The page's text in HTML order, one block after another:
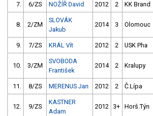
7. 6/ZS NOŽÍŘ David 2012 2 KK Brand
8. 2/ZM
SLOVÁK
Jakub
2014 3 Olomouc
9. 7/ZS KRÁL Vít 2012 2 USK Pha
10. 3/ZM
SVOBODA
František
2014 2 Kralupy
11. 8/ZS MERENUS Jan 2012 2 Č.Lípa
12. 9/ZS
KASTNER
Adam
2012 3+ Horš.Týn